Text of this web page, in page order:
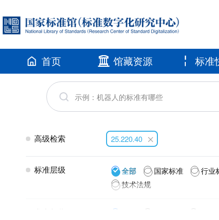
首页 馆藏资源 标准
高级检索 25.220.40
标准层级 全部 国家标准
行业
技术法规
发布年代